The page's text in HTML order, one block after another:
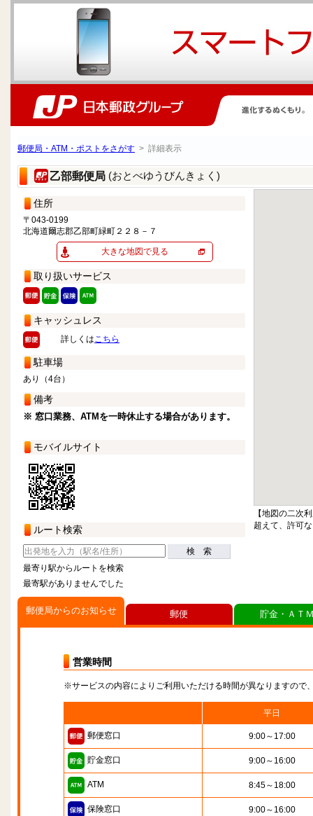
郵便局・ATM・ポストをさがす > 詳細表示
乙部郵便局 (おとべゆうびんきょく)
住所
〒043-0199
北海道爾志郡乙部町緑町２２８－７
大きな地図で見る
取り扱いサービス
キャッシュレス
詳しくはこちら
駐車場
あり（4台）
備考
※ 窓口業務、ATMを一時休止する場合があります。
モバイルサイト
ルート検索
検 索
最寄り駅からルートを検索
最寄駅がありませんでした
【地図の二次
超えて、許可
郵便局からのお知らせ
営業時間
※サービスの内容によりご利用いただける時間が異なりますので
平日
郵便窓口 9:00～17:00
貯金窓口 9:00～16:00
ATM 8:45～18:00
保険窓口 9:00～16:00
郵便 貯金・ＡＴ